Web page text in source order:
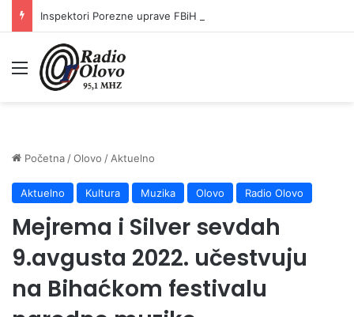
Meni
Početna /Olovo / Aktuelno
Aktuelno Kultura Muzika Olovo Radio Olovo
Mejrema i Silver sevdah
9.avgusta 2022. učestvuju
na Bihaćkom festivalu